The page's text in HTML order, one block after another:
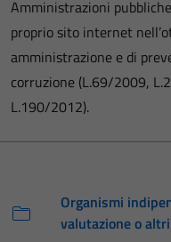
Amministrazioni
proprio sito internet
amministrazione e di
corruzione (L.69/2009,
L.190/2012).
Organismi
valutazione o